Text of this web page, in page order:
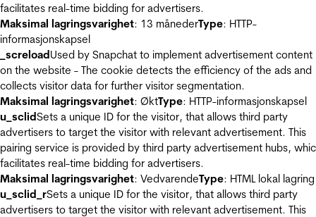
facilitates real-time bidding for advertisers.
Maksimal lagringsvarighet: 13 månederType: HTTP-
informasjonskapsel
_screloadUsed by Snapchat to implement advertisement content
on the website - The cookie detects the efficiency of the ads and
collects visitor data for further visitor segmentation.
Maksimal lagringsvarighet: ØktType: HTTP-informasjonskapsel
u_sclidSets a unique ID for the visitor, that allows third party
advertisers to target the visitor with relevant advertisement. This
pairing service is provided by third party advertisement hubs,
facilitates real-time bidding for advertisers.
Maksimal lagringsvarighet: VedvarendeType: HTML lokal lagring
u_sclid_rSets a unique ID for the visitor, that allows third party
advertisers to target the visitor with relevant advertisement. This